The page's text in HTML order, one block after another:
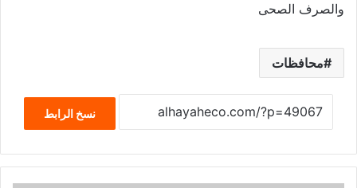
والصرف الصحى
محافظات
نسخ الرابط